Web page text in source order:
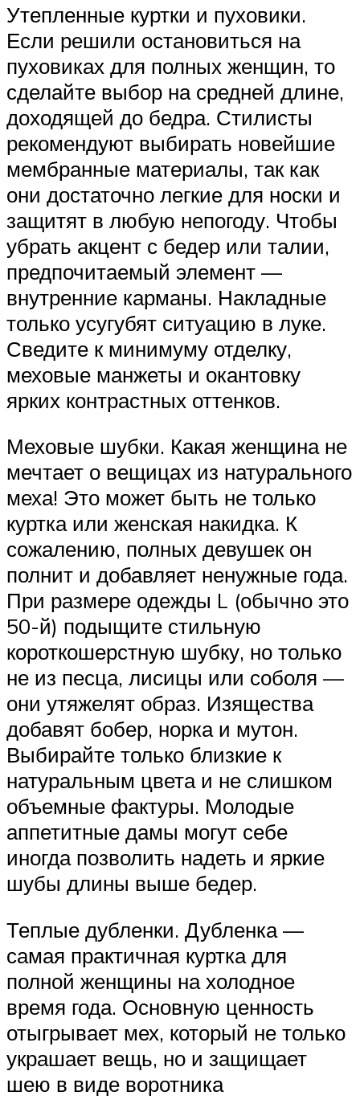
Утепленные куртки и пуховики.
Если решили остановиться на
пуховиках для полных женщин, то
сделайте выбор на средней длине,
доходящей до бедра. Стилисты
рекомендуют выбирать новейшие
мембранные материалы, так как
они достаточно легкие для носки и
защитят в любую непогоду. Чтобы
убрать акцент с бедер или талии,
предпочитаемый элемент —
внутренние карманы. Накладные
только усугубят ситуацию в луке.
Сведите к минимуму отделку,
меховые манжеты и окантовку
ярких контрастных оттенков.
Меховые шубки. Какая женщина не
мечтает о вещицах из натурального
меха! Это может быть не только
куртка или женская накидка. К
сожалению, полных девушек он
полнит и добавляет ненужные года.
При размере одежды L (обычно это
50-й) подыщите стильную
короткошерстную шубку, но только
не из песца, лисицы или соболя —
они утяжелят образ. Изящества
добавят бобер, норка и мутон.
Выбирайте только близкие к
натуральным цвета и не слишком
объемные фактуры. Молодые
аппетитные дамы могут себе
иногда позволить надеть и яркие
шубы длины выше бедер.
Теплые дубленки. Дубленка —
самая практичная куртка для
полной женщины на холодное
время года. Основную ценность
отыгрывает мех, который не только
украшает вещь, но и защищает
шею в виде воротника